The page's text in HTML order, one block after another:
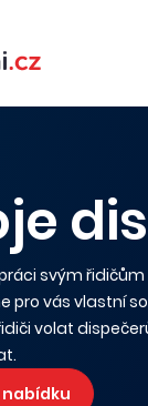
svým
pro vás vlastní
volat